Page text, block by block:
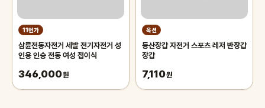
11번가
삼륜전동자전거 세발 전기자전거 성
인용 인승 전동 여성 접이식
346,000원
옥션
등산장갑 자전거 스포츠 레저 반장갑
장갑
7,110원